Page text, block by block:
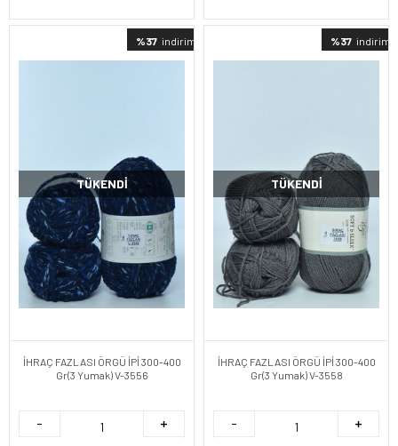
%37 indirimli
TÜKENDI
İHRAÇ FAZLASI ÖRGÜ İPİ 300-400
Gr(3 Yumak) V-3556
%37 indirimli
TÜKENDI
İHRAÇ FAZLASI ÖRGÜ İPİ 300-400
Gr(3 Yumak) V-3558